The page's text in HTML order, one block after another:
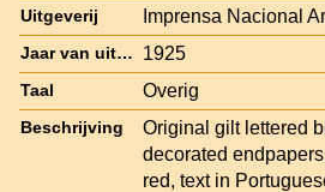
Uitgeverij Imprensa Nacional
Jaar van uitgave 1925
Taal Overig
Beschrijving
Original gilt lettered
decorated
red, text in